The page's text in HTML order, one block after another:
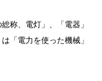
称、電灯」、「電器」
「電力を使った機械」